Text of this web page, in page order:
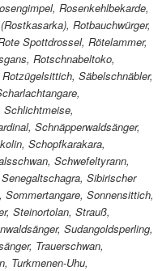
Rosenkehlbekarde,
Rotbauchwürger,
Spottdrossel, Rötelammer,
Rotschnabeltoko,
Säbelschnäbler,
Schlichtmeise,
Schnäpperwaldsänger,
Schopfkarakara,
Schwefeltyrann,
Sibirischer
Sonnensittich,
Steinortolan, Strauß,
Sudangoldsperling,
Trauerschwan,
Turkmenen-Uhu,